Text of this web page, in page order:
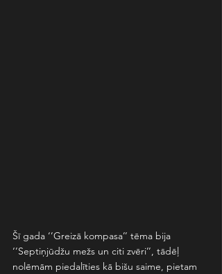
Šī gada ‘’Greizā kompasa’’ tēma bija
‘’Septiņjūdžu mežs un citi zvēri’’, tādēļ
nolēmām piedalīties kā bišu saime, pietam